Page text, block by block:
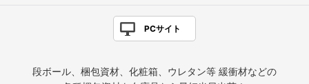
PCサイト
段ボール、梱包資材、化粧箱、ウレタン等 緩衝材などの